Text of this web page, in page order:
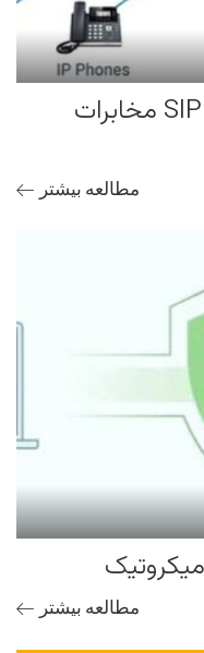
راهکارهای تغییر خط E1 به SIP مخابرات
مطالعه بیشتر
مطالعه بیشتر